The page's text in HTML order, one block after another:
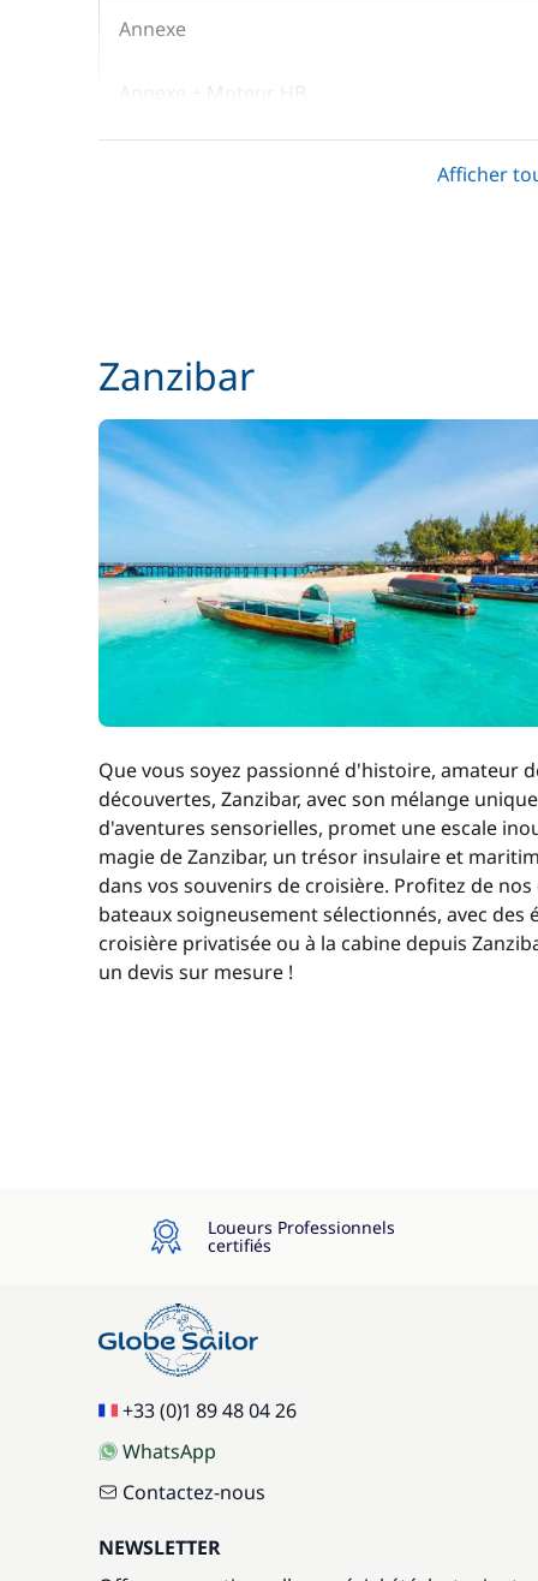
Annexe
Annexe + Moteur HB
Générateur
Guide Conférencier Local
Homme de pont/Second
Hôtesse (repas non inclus)
Jet Ski
Kayak
Literie
Moteur Hors Bord
Paddle
State Tax
Taxe de séjour
Taxe Réserve Naturelle
Afficher
Zanzibar
Que vous soyez passionné d'histoire, amateur
découvertes, Zanzibar, avec son mélange
d'aventures sensorielles, promet une escale
magie de Zanzibar, un trésor insulaire et
dans vos souvenirs de croisière. Profitez de
bateaux soigneusement sélectionnés, avec
croisière privatisée ou à la cabine depuis
un devis sur mesure !
Loueurs Professionnels
certifiés
+33 (0)1 89 48 04 26
WhatsApp
Contactez-nous
NEWSLETTER